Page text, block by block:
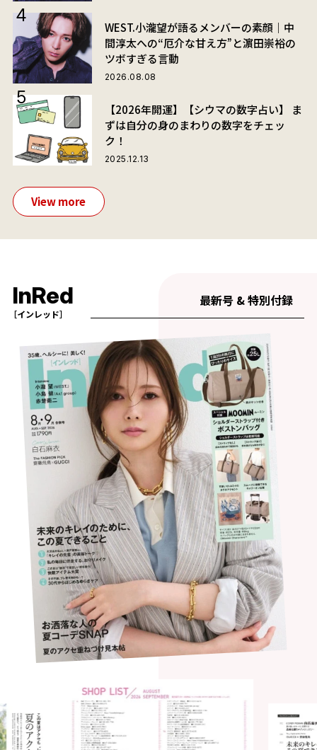
WEST.小瀧望が語るメンバーの素顔｜中
間淳太への“厄介な甘え方”と濵田崇裕の
ツボすぎる言動
2026.08.08
【2026年開運】【シウマの数字占い】 ま
ずは自分の身のまわりの数字をチェッ
ク！
2025.12.13
View more
InRed
［インレッド］
最新号 & 特別付録